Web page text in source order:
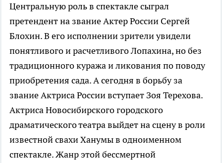
Центральную роль в спектакле сыграл
претендент на звание Актер России Сергей
Блохин. В его исполнении зрители увидели
понятливого и расчетливого Лопахина, но без
традиционного куража и ликования по поводу
приобретения сада. А сегодня в борьбу за
звание Актриса России вступает Зоя Терехова.
Актриса Новосибирского городского
драматического театра выйдет на сцену в роли
известной свахи Ханумы в одноименном
спектакле. Жанр этой бессмертной